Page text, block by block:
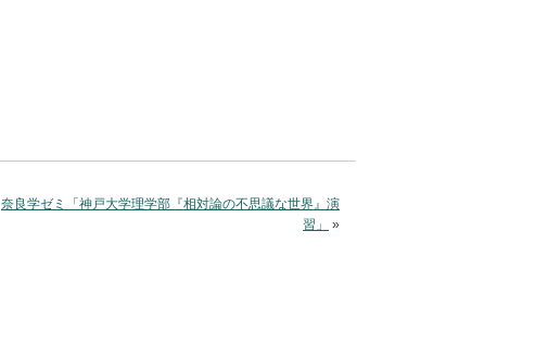
奈良学ゼミ「神戸大学理学部『相対論の不思議な世界』演
習」
»